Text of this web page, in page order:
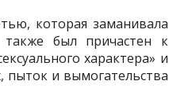
которая заманивала
был причастен к
характера» и
и вымогательства